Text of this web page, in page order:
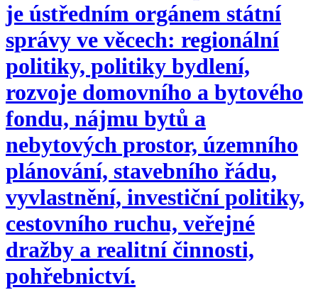
je ústředním orgánem státní
správy ve věcech: regionální
politiky, politiky bydlení,
rozvoje domovního a bytového
fondu, nájmu bytů a
nebytových prostor, územního
plánování, stavebního řádu,
vyvlastnění, investiční politiky,
cestovního ruchu, veřejné
dražby a realitní činnosti,
pohřebnictví.